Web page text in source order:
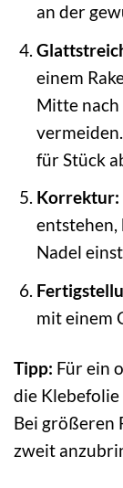
an der
einem
Mitte nach
für Stück
Korrektur:
entstehen,
Nadel
mit einem
Tipp: Für ein
die
Bei größeren
zweit